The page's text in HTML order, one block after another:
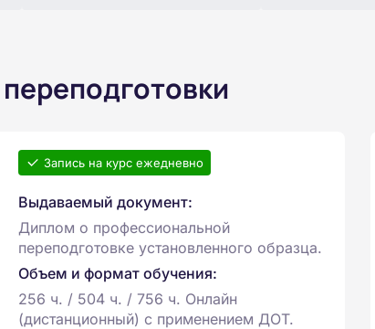
Запись на курс ежедневно
Выдаваемый документ:
Диплом о профессиональной
переподготовке установленного образца.
Объем и формат обучения:
256 ч. / 504 ч. / 756 ч. Онлайн
(дистанционный) с применением ДОТ.